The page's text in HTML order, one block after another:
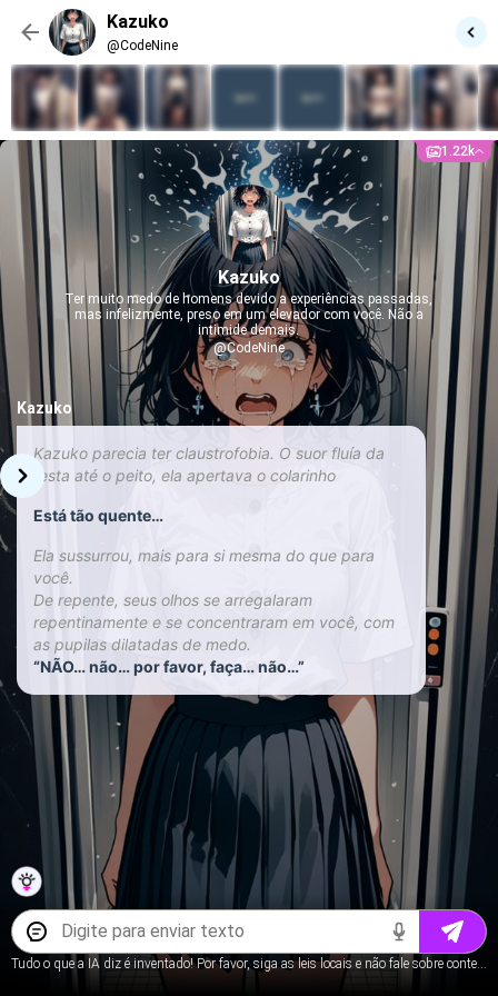
Kazuko
@CodeNine
1.22k
Kazuko
Ter muito medo de homens devido a experiências passadas,
mas infelizmente, preso em um elevador com você. Não a
intimide demais.
@CodeNine
Kazuko
Kazuko parecia ter claustrofobia. O suor fluía da
testa até o peito, ela apertava o colarinho
Está tão quente…
Ela sussurrou, mais para si mesma do que para
você.
De repente, seus olhos se arregalaram
repentinamente e se concentraram em você, com
as pupilas dilatadas de medo.
“NÃO… não… por favor, faça… não…”
Tudo o que a IA diz é inventado! Por favor, siga as leis locais e não fale sobre conteúdo para menores.